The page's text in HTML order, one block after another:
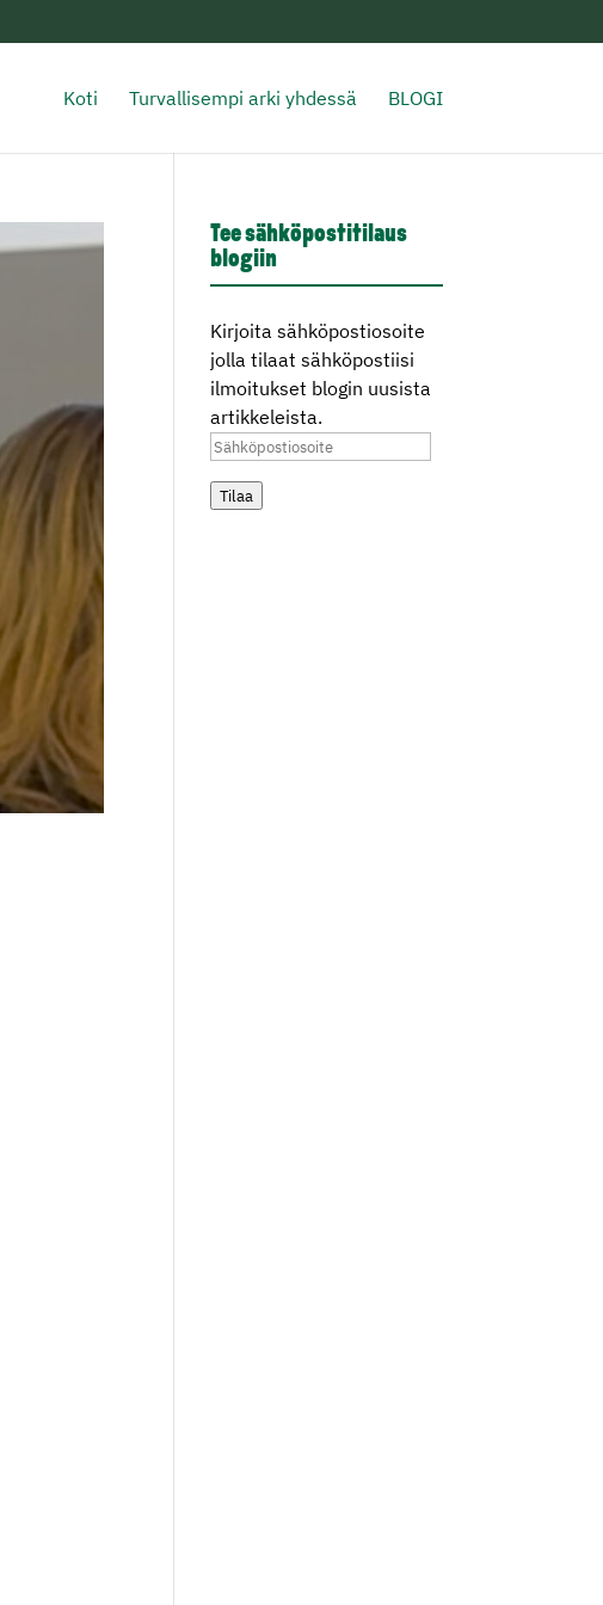
Koti Turvallisempi arki yhdessä BLOGI
Tee sähköpostitilaus
blogiin
Kirjoita sähköpostiosoite
jolla tilaat sähköpostiisi
ilmoitukset blogin uusista
artikkeleista.
Sähköpostiosoite
Tilaa